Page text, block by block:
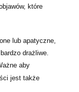
które
lub apatyczne,
drażliwe.
aby
jest także